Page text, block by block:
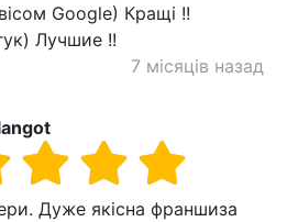
Google) Кращі !!
Лучшие !!
7 місяців назад
Дуже якісна франшиза